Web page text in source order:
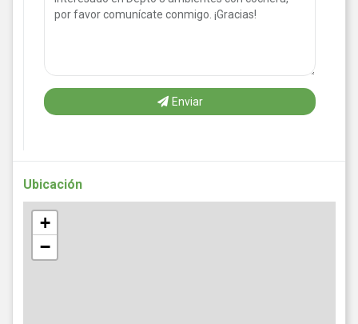
Enviar
Ubicación
+
−